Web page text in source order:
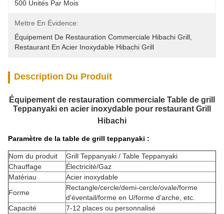
500 Unités Par Mois
Mettre En Évidence:
Équipement De Restauration Commerciale Hibachi Grill
Restaurant En Acier Inoxydable Hibachi Grill
Description Du Produit
Équipement de restauration commerciale Table de grill
Teppanyaki en acier inoxydable pour restaurant Grill
Hibachi
Paramètre de la table de grill teppanyaki :
Nom du produit
Grill Teppanyaki / Table Teppanyaki
Chauffage
Électricité/Gaz
Matériau
Acier inoxydable
Forme
Rectangle/cercle/demi-cercle/ovale/forme
d'éventail/forme en U/forme d'arche, etc.
Capacité
7-12 places ou personnalisé